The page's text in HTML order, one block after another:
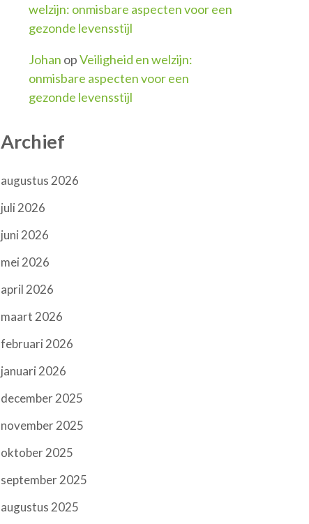
welzijn: onmisbare aspecten voor een
gezonde levensstijl
Johan opVeiligheid en welzijn:
onmisbare aspecten voor een
gezonde levensstijl
Archief
augustus 2026
juli 2026
juni 2026
mei 2026
april 2026
maart 2026
februari 2026
januari 2026
december 2025
november 2025
oktober 2025
september 2025
augustus 2025